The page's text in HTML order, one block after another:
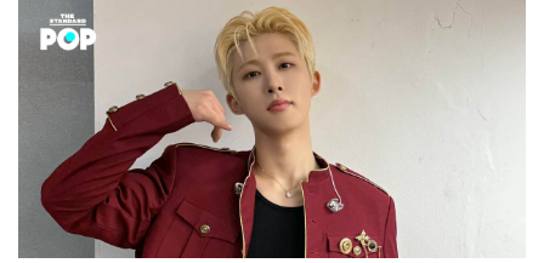
ต่อมาทีม RAP IS NOW ยังร่วมจับมือกับร่วมกับพันธมิตรใน
วงการฮิปฮอปได้ก่อตั้งค่ายเพลง YUPP! เพื่อผลักดันศิลปิน
แรปให้เติบโตอย่างโดดเด่นในวงกว้างมากขึ้น โดยศิลปินของ
ค่ายทั้งในอดีตและปัจจุบัน เช่น MILLI,
MAIYARAP, AUTTA, LAZYLOXY, BLACKSHEEP, BEN
BIZZY, NAMEMT, GALCHANIE, FLOWER.FAR, DEASY,
KRISTA SHIM ฯลฯ